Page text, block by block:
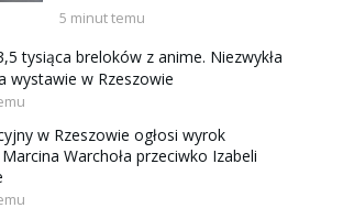
5 minut temu
tysiąca breloków z anime. Niezwykła
wystawie w Rzeszowie
w Rzeszowie ogłosi wyrok
Warchoła przeciwko Izabeli